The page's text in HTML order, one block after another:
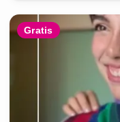
Gratis